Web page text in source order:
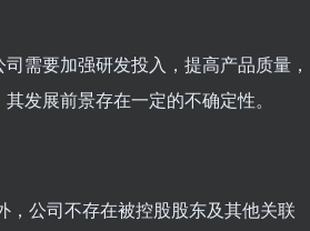
需要加强研发投入，提高产品质量，
发展前景存在一定的不确定性。
公司不存在被控股股东及其他关联